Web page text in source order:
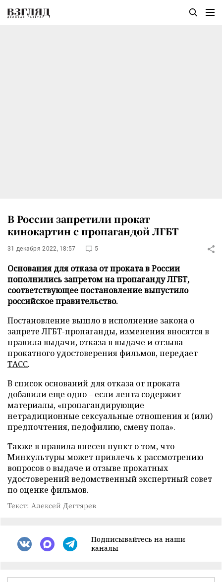
В России запретили прокат
кинокартин с пропагандой ЛГБТ
31 декабря 2022, 18:57 5
Основания для отказа от проката в России
пополнились запретом на пропаганду ЛГБТ,
соответствующее постановление выпустило
российское правительство.
Постановление вышло в исполнение закона о
запрете ЛГБТ-пропаганды, изменения вносятся в
правила выдачи, отказа в выдаче и отзыва
прокатного удостоверения фильмов, передает
ТАСС.
В список оснований для отказа от проката
добавили еще одно – если лента содержит
материалы, «пропагандирующие
нетрадиционные сексуальные отношения и (или)
предпочтения, педофилию, смену пола».
Также в правила внесен пункт о том, что
Минкультуры может привлечь к рассмотрению
вопросов о выдаче и отзыве прокатных
удостоверений ведомственный экспертный совет
по оценке фильмов.
Текст: Алексей Дегтярев
Подписывайтесь на наши
каналы